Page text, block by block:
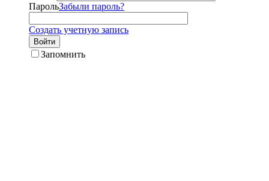
ПарольЗабыли пароль?
Создать учетную запись
Войти
Запомнить